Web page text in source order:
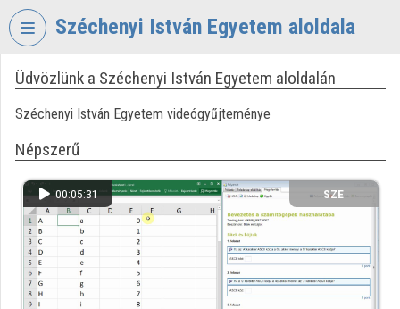
Fejléc kihagyása
Széchenyi István Egyetem aloldala
VIDEO TORIUM
ISTVÁN
Intézményi kezdőlap
Bejelentkezés
Intézményi felfedezés
Üdvözlünk a Széchenyi István Egyetem aloldalán
Széchenyi István Egyetem videógyűjteménye
Népszerű
00:05:31 SZE